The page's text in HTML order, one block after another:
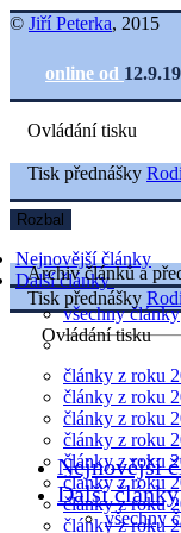
© Jiří Peterka, 2015
online od
Ovládání tisku
Nejnovější články
Další články
všechny články
články z roku
články z roku
články z roku
články z roku
články z roku
články z roku
články z roku
články z roku
Tisk přednášky
Rozbal
Archiv článků a
Tisk přednášky
Ovládání tisku
Nejnovější
Další články
všechny